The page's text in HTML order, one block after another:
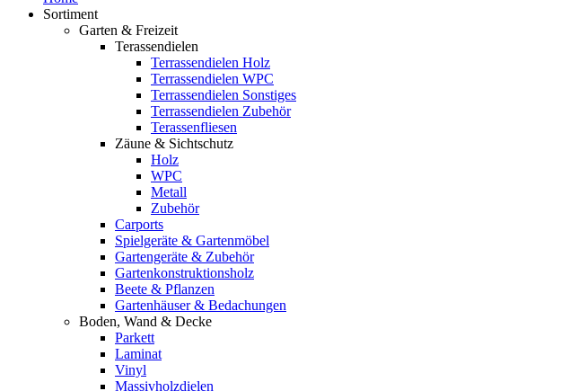
Sortiment
Garten & Freizeit
Terassendielen
Terrassendielen Holz
Terrassendielen WPC
Terrassendielen Sonstiges
Terrassendielen Zubehör
Terassenfliesen
Zäune & Sichtschutz
Holz
WPC
Metall
Zubehör
Carports
Spielgeräte & Gartenmöbel
Gartengeräte & Zubehör
Gartenkonstruktionsholz
Beete & Pflanzen
Gartenhäuser & Bedachungen
Boden, Wand & Decke
Parkett
Laminat
Vinyl
Massivholzdielen